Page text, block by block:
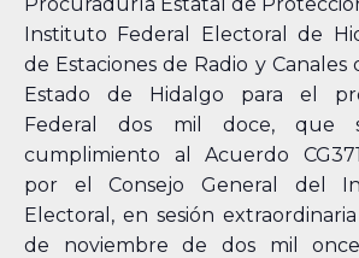
Instituto Federal Electoral de
de Estaciones de Radio y Canales
Estado de Hidalgo para el
Federal dos mil doce, que
cumplimiento al Acuerdo
por el Consejo General del
Electoral, en sesión
de noviembre de dos mil